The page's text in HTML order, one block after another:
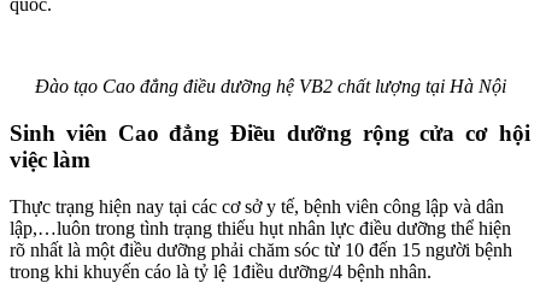
quốc.
Đào tạo Cao đẳng điều dưỡng hệ VB2 chất lượng tại Hà Nội
Sinh viên Cao đẳng Điều dưỡng rộng cửa cơ hội
việc làm
Thực trạng hiện nay tại các cơ sở y tế, bệnh viên công lập và dân
lập,…luôn trong tình trạng thiếu hụt nhân lực điều dưỡng thể hiện
rõ nhất là một điều dưỡng phải chăm sóc từ 10 đến 15 người bệnh
trong khi khuyến cáo là tỷ lệ 1điều dưỡng/4 bệnh nhân.